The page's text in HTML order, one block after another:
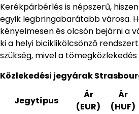
Kerékpárbérlés is népszerű,
egyik legbringabarátabb városa.
kényelmesen és olcsón bejárni a
ki a helyi biciklikölcsönző
szükség, mivel a
Közlekedési jegyárak
Jegytípus
Ár
(EUR)
Ár
(HUF)